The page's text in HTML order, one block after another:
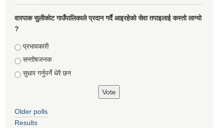
वारपाक सुलीकोट गाउँपालिकाले प्रदान गर्दै आइरहेको सेवा तपाइलाई कस्तो लाग्यो
?
Choices
प्रभावकारी
सन्तोषजनक
सुधार गर्नुपर्ने धेरै छन
Older polls
Results